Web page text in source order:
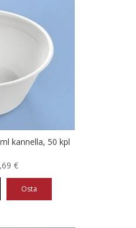
kannella, 50 kpl
€
Osta